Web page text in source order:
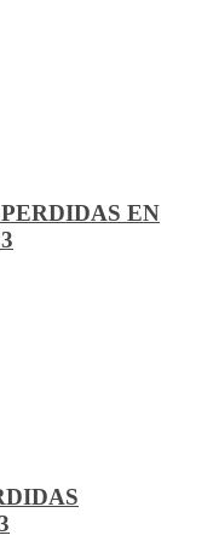
EN